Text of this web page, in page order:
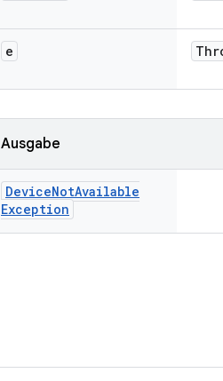
e
Ausgabe
DeviceNotAvailable
Exception